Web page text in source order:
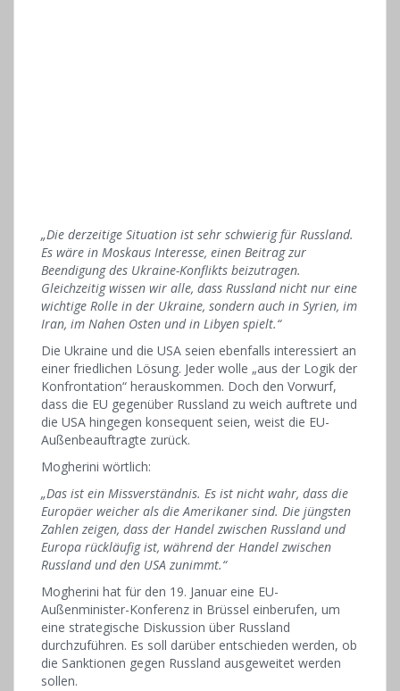
„Die derzeitige Situation ist sehr schwierig für Russland.
Es wäre in Moskaus Interesse, einen Beitrag zur
Beendigung des Ukraine-Konflikts beizutragen.
Gleichzeitig wissen wir alle, dass Russland nicht nur eine
wichtige Rolle in der Ukraine, sondern auch in Syrien, im
Iran, im Nahen Osten und in Libyen spielt.“
Die Ukraine und die USA seien ebenfalls interessiert an
einer friedlichen Lösung. Jeder wolle „aus der Logik der
Konfrontation“ herauskommen. Doch den Vorwurf,
dass die EU gegenüber Russland zu weich auftrete und
die USA hingegen konsequent seien, weist die EU-
Außenbeauftragte zurück.
Mogherini wörtlich:
„Das ist ein Missverständnis. Es ist nicht wahr, dass die
Europäer weicher als die Amerikaner sind. Die jüngsten
Zahlen zeigen, dass der Handel zwischen Russland und
Europa rückläufig ist, während der Handel zwischen
Russland und den USA zunimmt.“
Mogherini hat für den 19. Januar eine EU-
Außenminister-Konferenz in Brüssel einberufen, um
eine strategische Diskussion über Russland
durchzuführen. Es soll darüber entschieden werden, ob
die Sanktionen gegen Russland ausgeweitet werden
sollen.